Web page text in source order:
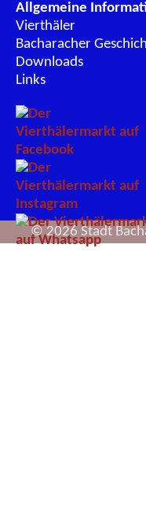
Allgemeine
Vierthäler
Bacharacher
Downloads
Links
© 2026 Stadt